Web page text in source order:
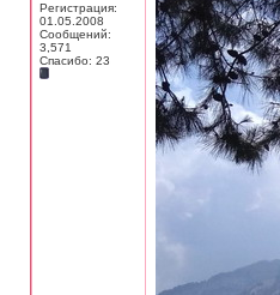
Регистрация:
01.05.2008
Сообщений:
3,571
Спасибо: 23